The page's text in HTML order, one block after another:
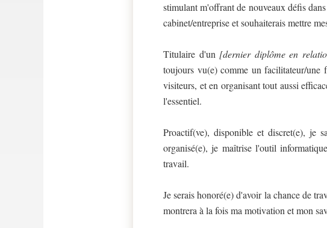
stimulant m'offrant de nouveaux défis
cabinet/entreprise et souhaiterais mettre
Titulaire d'un [dernier diplôme en
toujours vu(e) comme un facilitateur/une
visiteurs, et en organisant tout aussi
l'essentiel.
Proactif(ve), disponible et discret(e), je
organisé(e), je maîtrise l'outil
travail.
Je serais honoré(e) d'avoir la chance de
montrera à la fois ma motivation et mon